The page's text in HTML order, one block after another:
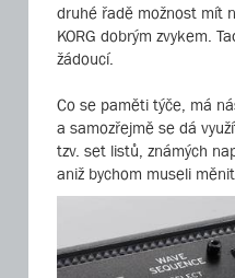
druhé řadě možnost mít
KORG dobrým zvykem.
žádoucí.
Co se paměti týče, má
a samozřejmě se dá
tzv. set listů, známých
aniž bychom museli